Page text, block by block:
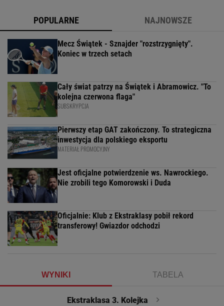
POPULARNE NAJNOWSZE
Mecz Świątek - Sznajder "rozstrzygnięty".
Koniec w trzech setach
Cały świat patrzy na Świątek i Abramowicz. "To
kolejna czerwona flaga"
SUBSKRYPCJA
Pierwszy etap GAT zakończony. To strategiczna
inwestycja dla polskiego eksportu
MATERIAŁ PROMOCYJNY
Jest oficjalne potwierdzenie ws. Nawrockiego.
Nie zrobili tego Komorowski i Duda
Oficjalnie: Klub z Ekstraklasy pobił rekord
transferowy! Gwiazdor odchodzi
WYNIKI TABELA
Ekstraklasa 3. Kolejka